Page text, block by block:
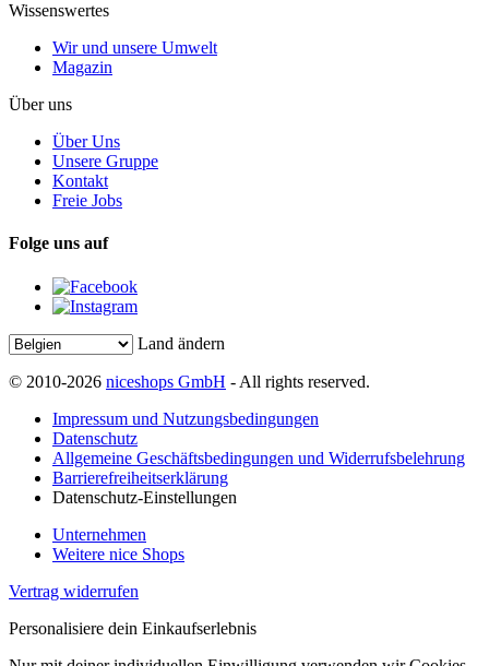
Wissenswertes
Wir und unsere Umwelt
Magazin
Über uns
Über Uns
Unsere Gruppe
Kontakt
Freie Jobs
Folge uns auf
Land ändern
© 2010-2026 niceshops GmbH - All rights reserved.
Impressum und Nutzungsbedingungen
Datenschutz
Allgemeine Geschäftsbedingungen und Widerrufsbelehrung
Barrierefreiheitserklärung
Datenschutz-Einstellungen
Unternehmen
Weitere nice Shops
Vertrag widerrufen
Personalisiere dein Einkaufserlebnis